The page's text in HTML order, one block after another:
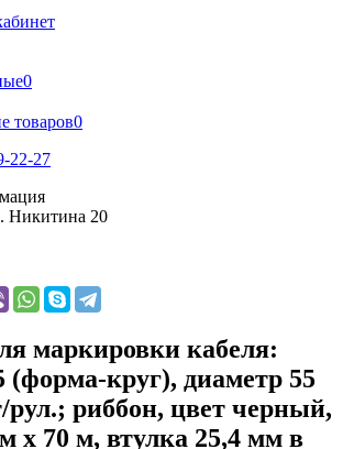
0
товаров0
22-27
Никитина 20
маркировки кабеля:
(форма-круг), диаметр 55
риббон, цвет черный,
х 70 м, втулка 25,4 мм в